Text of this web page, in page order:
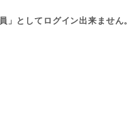
としてログイン出来ません。